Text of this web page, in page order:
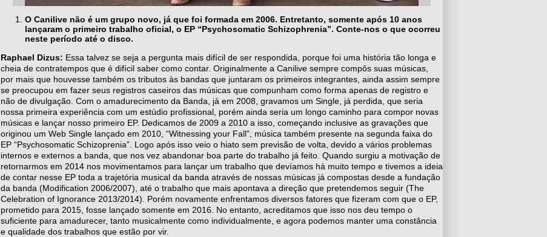
O Canilive não é um grupo novo, já que foi formada em 2006. Entretanto, somente após 10 anos
lançaram o primeiro trabalho oficial, o EP “Psychosomatic Schizophrenia”. Conte-nos o que ocorreu
neste período até o disco.
Raphael Dizus: Essa talvez se seja a pergunta mais difícil de ser respondida, porque foi uma história tão longa e
cheia de contratempos que é difícil saber como contar. Originalmente a Canilive sempre compôs suas músicas,
por mais que houvesse também os tributos às bandas que juntaram os primeiros integrantes, ainda assim sempre
se preocupou em fazer seus registros caseiros das músicas que compunham como forma apenas de registro e
não de divulgação. Com o amadurecimento da Banda, já em 2008, gravamos um Single, já perdida, que seria
nossa primeira experiência com um estúdio profissional, porém ainda seria um longo caminho para compor novas
músicas e lançar nosso primeiro EP. Dedicamos de 2009 a 2010 a isso, começando inclusive as gravações que
originou um Web Single lançado em 2010, “Witnessing your Fall”, música também presente na segunda faixa do
EP “Psychosomatic Schizoprenia”. Logo após isso veio o hiato sem previsão de volta, devido a vários problemas
internos e externos a banda, que nos vez abandonar boa parte do trabalho já feito. Quando surgiu a motivação de
retornarmos em 2014 nos movimentamos para lançar um trabalho que devíamos há muito tempo e tivemos a ideia
de contar nesse EP toda a trajetória musical da banda através de nossas músicas já compostas desde a fundação
da banda (Modification 2006/2007), até o trabalho que mais apontava a direção que pretendemos seguir (The
Celebration of Ignorance 2013/2014). Porém novamente enfrentamos diversos fatores que fizeram com que o EP,
prometido para 2015, fosse lançado somente em 2016. No entanto, acreditamos que isso nos deu tempo o
suficiente para amadurecer, tanto musicalmente como individualmente, e agora podemos manter uma constância
e qualidade dos trabalhos que estão por vir.